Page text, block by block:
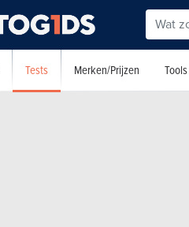
Tests Merken/Prijzen Tools